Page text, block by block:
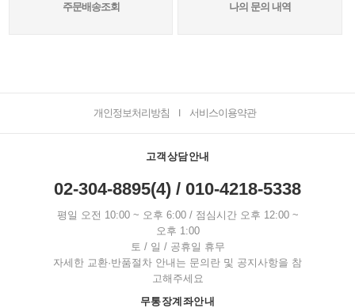
주문배송조회 나의 문의 내역
개인정보처리방침 서비스이용약관
고객상담안내
02-304-8895(4) / 010-4218-5338
평일 오전 10:00 ~ 오후 6:00 / 점심시간 오후 12:00 ~
오후 1:00
토 / 일 / 공휴일 휴무
자세한 교환·반품절차 안내는 문의란 및 공지사항을 참
고해주세요
무통장계좌안내